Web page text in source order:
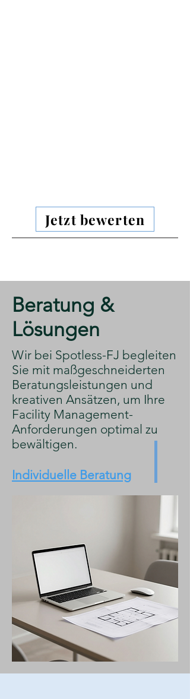
Jetzt bewerten
​Beratung &
Lösungen
​Wir bei Spotless-FJ begleiten
Sie mit maßgeschneiderten
Beratungsleistungen und
kreativen Ansätzen, um Ihre
Facility Management-
Anforderungen optimal zu
bewältigen.
Individuelle Beratung